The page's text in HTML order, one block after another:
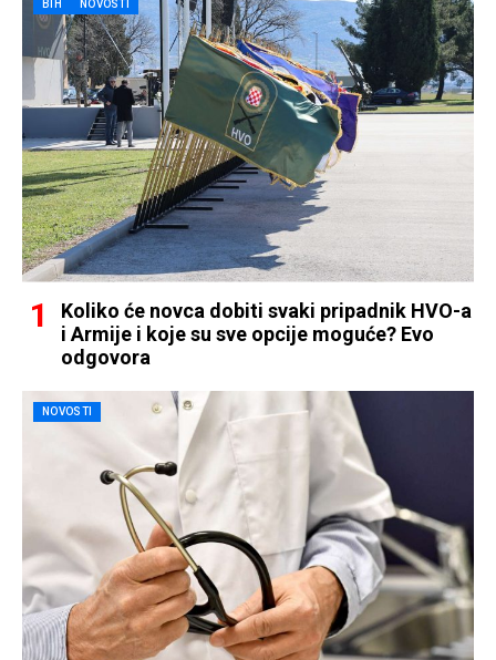
BIH NOVOSTI
Koliko će novca dobiti svaki pripadnik HVO-a
i Armije i koje su sve opcije moguće? Evo
odgovora
NOVOSTI